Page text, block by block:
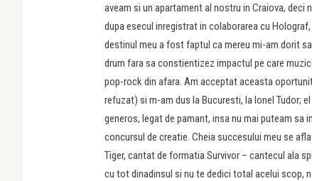
aveam si un apartament al nostru in Craiova, deci
dupa esecul inregistrat in colaborarea cu
destinul meu a fost faptul ca mereu mi-am dorit
drum fara sa constientizez impactul pe care
pop-rock din afara. Am acceptat aceasta
refuzat) si m-am dus la Bucuresti, la Ionel Tudor;
generos, legat de pamant, insa nu mai puteam sa
concursul de creatie. Cheia succesului meu se
Tiger, cantat de formatia Survivor – cantecul ala
cu tot dinadinsul si nu te dedici total acelui scop,